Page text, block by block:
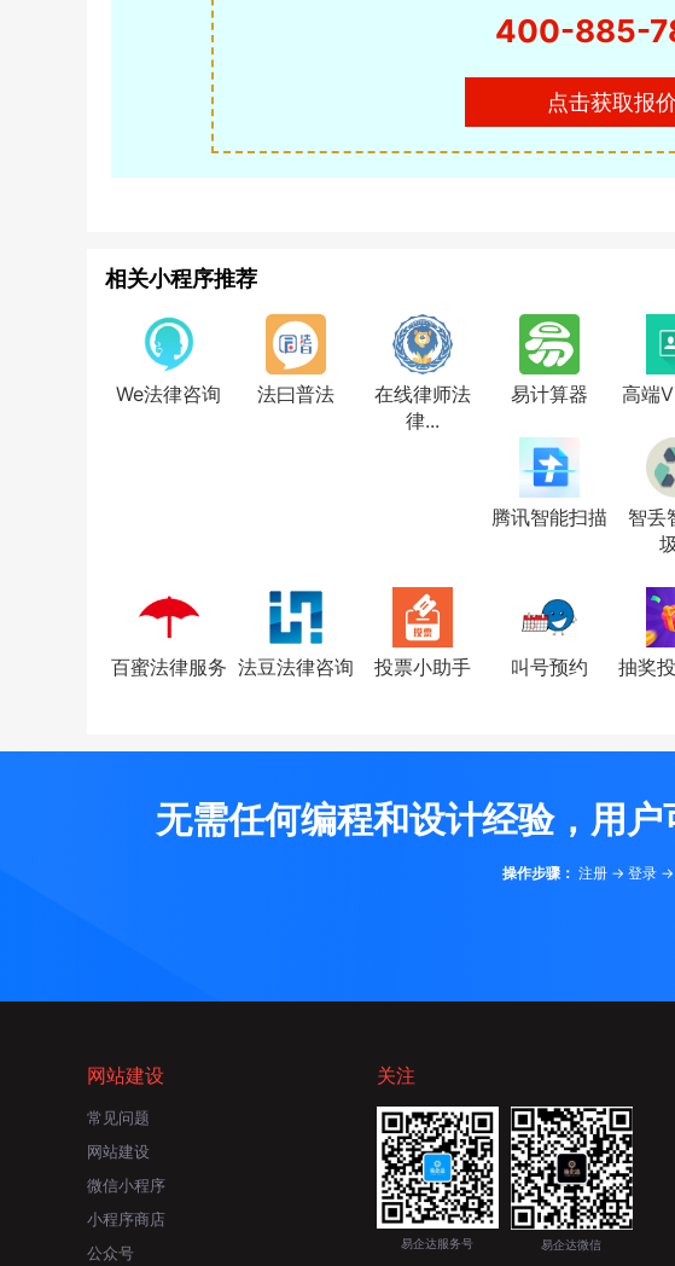
400-885-
点击获取报价
相关小程序推荐
We法律咨询 法曰普法
在线律师法
律...
易计算器 高端
腾讯智能扫描
智丢
百蜜法律服务 法豆法律咨询 投票小助手 叫号预约 抽奖
无需任何编程和设计经验，用
操作步骤： 注册 -> 登录 -
网站建设
常见问题
网站建设
微信小程序
小程序商店
公众号
关注
易企达服务号 易企达微信